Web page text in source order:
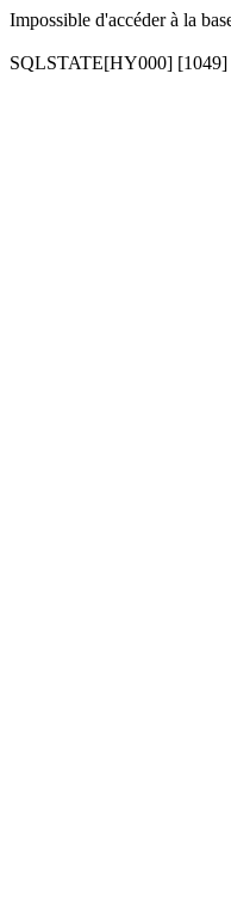
Impossible d'accéder à la
SQLSTATE[HY000] [1049]